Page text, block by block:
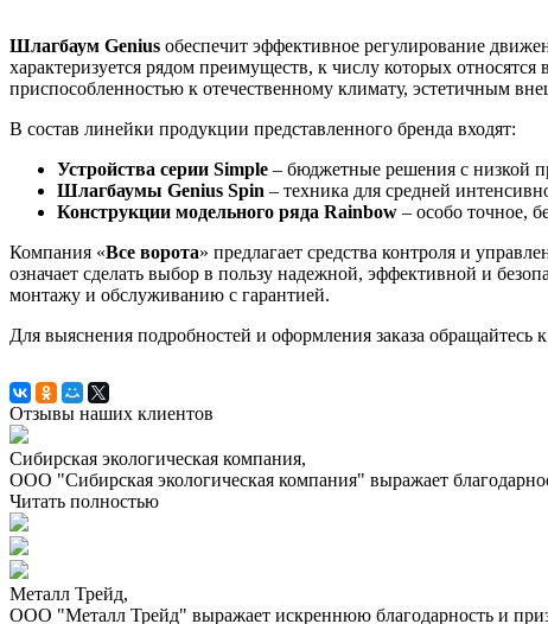
Шлагбаум Genius обеспечит эффективное регулирование
характеризуется рядом преимуществ, к числу которых
приспособленностью к отечественному климату, эстетичным
В состав линейки продукции представленного бренда входят:
Устройства серии Simple – бюджетные решения с низкой
Шлагбаумы Genius Spin – техника для средней
Конструкции модельного ряда Rainbow – особо точное,
Компания «Все ворота» предлагает средства контроля и
означает сделать выбор в пользу надежной, эффективной и
монтажу и обслуживанию с гарантией.
Для выяснения подробностей и оформления заказа обращайтесь
Отзывы наших клиентов
Сибирская экологическая компания,
ООО "Сибирская экологическая компания" выражает
Читать полностью
Металл Трейд,
ООО "Металл Трейд" выражает искреннюю благодарность и